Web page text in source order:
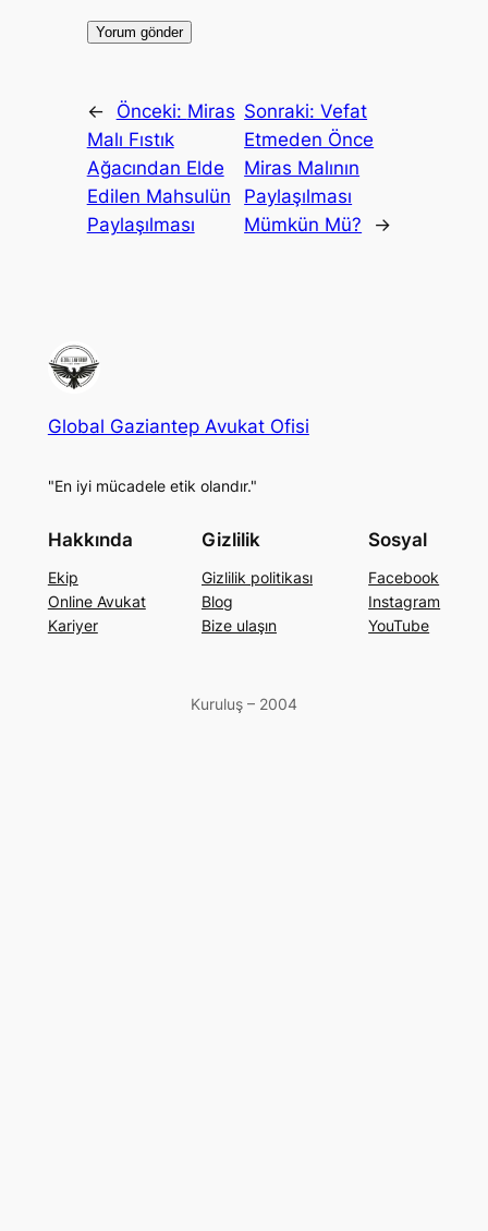
← Önceki: Miras
Malı Fıstık
Ağacından Elde
Edilen Mahsulün
Paylaşılması
Sonraki:Vefat
Etmeden Önce
Miras Malının
Paylaşılması
Mümkün Mü?
→
Global Gaziantep Avukat Ofisi
"En iyi mücadele etik olandır."
Hakkında
Ekip
Online Avukat
Kariyer
Gizlilik
Gizlilik politikası
Blog
Bize ulaşın
Sosyal
Facebook
Instagram
YouTube
Kuruluş – 2004